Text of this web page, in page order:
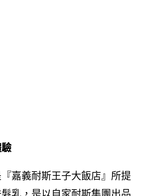
嘉義耐斯王子大飯店』所提